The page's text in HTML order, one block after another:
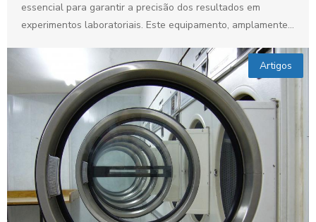
essencial para garantir a precisão dos resultados em
experimentos laboratoriais. Este equipamento, amplamente
Artigos